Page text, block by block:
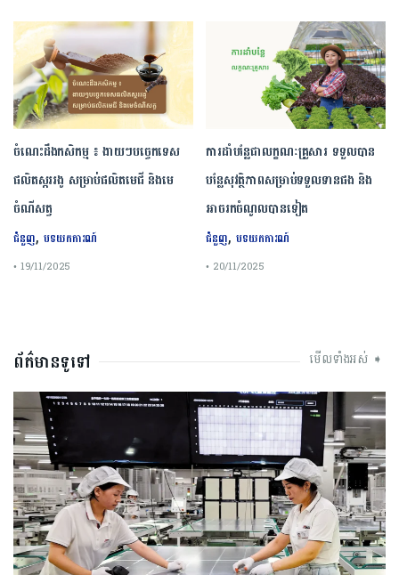
ការដាំបន្លែជាលក្ខណៈគ្រួសារ ទទួលបាន
បន្លែសុវត្ថិភាពសម្រាប់ទទួលទានផង និង
អាចរកចំណូលបានទៀត
ជំនួញ,បទយកការណ៍
• 20/11/2025
ចំណេះដឹងកសិកម្ម ៖ ងាយៗបច្ចេកទេស
ផលិតស្កររងូ សម្រាប់ផលិតមេជី និងមេ
ចំណីសត្វ
ជំនួញ,បទយកការណ៍
• 19/11/2025
ព័ត៌មានទូទៅ មើលទាំងអស់ ➧